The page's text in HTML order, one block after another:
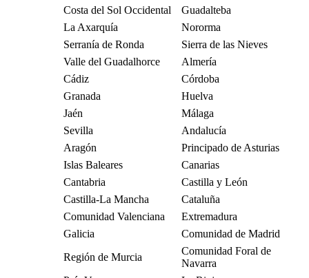
Costa del Sol Occidental
Guadalteba
La Axarquía
Nororma
Serranía de Ronda
Sierra de las Nieves
Valle del Guadalhorce
Almería
Cádiz
Córdoba
Granada
Huelva
Jaén
Málaga
Sevilla
Andalucía
Aragón
Principado de Asturias
Islas Baleares
Canarias
Cantabria
Castilla y León
Castilla-La Mancha
Cataluña
Comunidad Valenciana
Extremadura
Galicia
Comunidad de Madrid
Región de Murcia
Comunidad Foral de
Navarra